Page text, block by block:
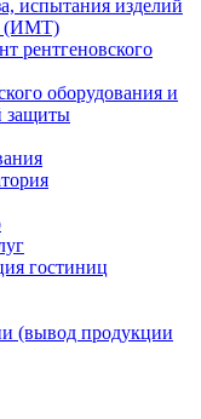
испытания изделий
(ИМТ)
рентгеновского
оборудования и
защиты
гостиниц
(вывод продукции